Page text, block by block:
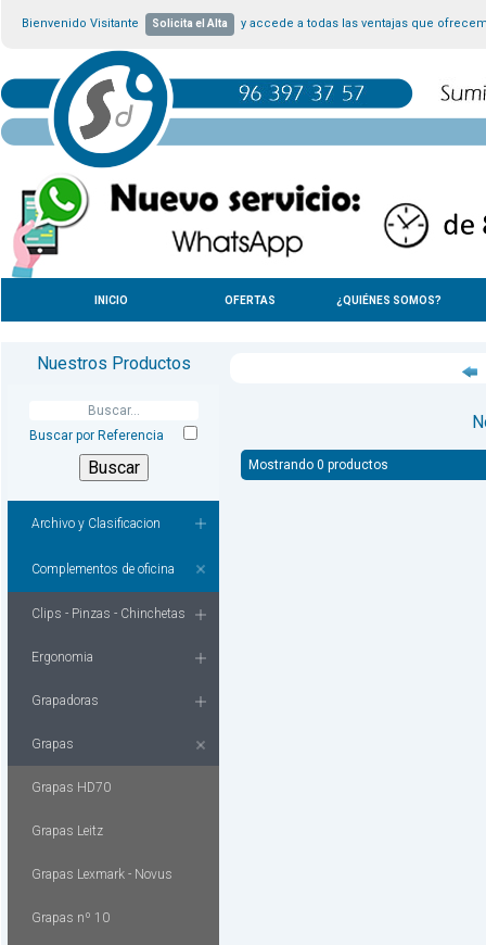
Bienvenido Visitante Solicita el Alta y accede a todas las ventajas que
INICIO OFERTAS ¿QUIÉNES SOMOS?
Nuestros Productos
Buscar por Referencia
Archivo y Clasificacion
Complementos de oficina
Clips - Pinzas - Chinchetas
Ergonomia
Grapadoras
Grapas
Grapas HD70
Grapas Leitz
Grapas Lexmark - Novus
Grapas nº 10
Mostrando 0 productos